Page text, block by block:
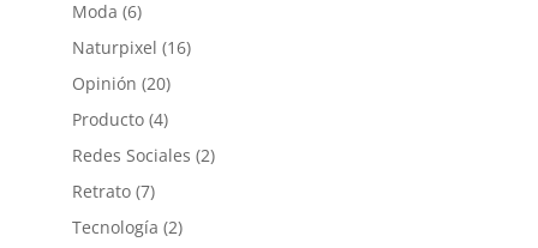
Moda (6)
Naturpixel (16)
Opinión (20)
Producto(4)
Redes Sociales (2)
Retrato(7)
Tecnología (2)